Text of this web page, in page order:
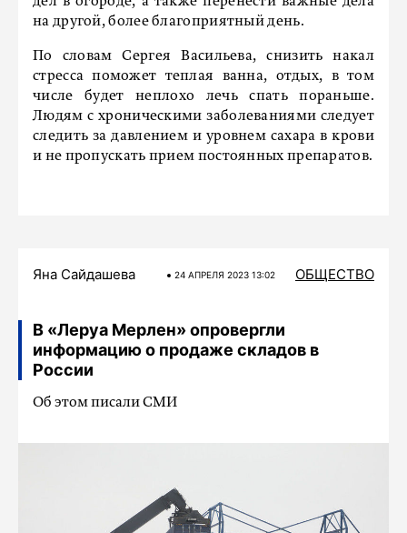
на другой, более благоприятный день.
По словам Сергея Васильева, снизить накал
стресса поможет теплая ванна, отдых, в том
числе будет неплохо лечь спать пораньше.
Людям с хроническими заболеваниями следует
следить за давлением и уровнем сахара в крови
и не пропускать прием постоянных препаратов.
Яна Сайдашева 24 АПРЕЛЯ 2023 13:02 ОБЩЕСТВО
В «Леруа Мерлен» опровергли
информацию о продаже складов в
России
Об этом писали СМИ